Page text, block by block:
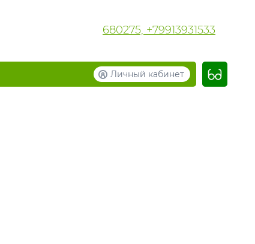
680275, +79913931533
Личный кабинет